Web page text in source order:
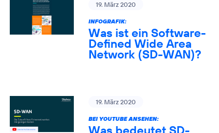
19. März 2020
INFOGRAFIK:
Was ist ein Software-
Defined Wide Area
Network (SD-WAN)?
19. März 2020
BEI YOUTUBE ANSEHEN:
Was bedeutet SD-